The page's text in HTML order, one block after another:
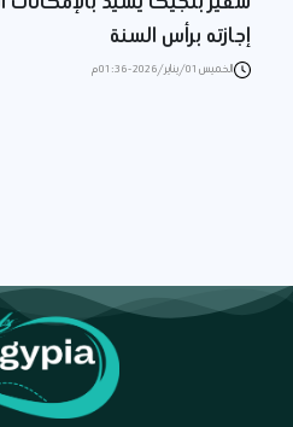
إجازته برأس السنة
الخميس 01/يناير/2026 - 01:36 م